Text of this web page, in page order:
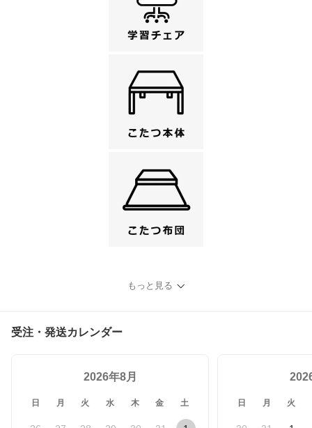
もっと見る
受注・発送カレンダー
2026年8月
日 月 火 水 木 金 土 日 月 火